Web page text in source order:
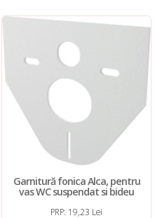
Garnitură fonica Alca, pentru
vas WC suspendat si bideu
PRP: 19,23 Lei